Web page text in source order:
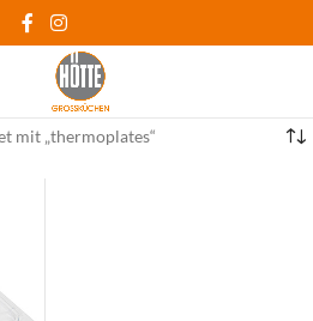
mit „thermoplates“